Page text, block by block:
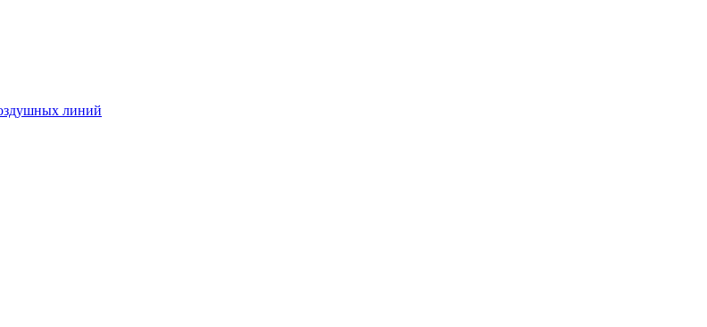
линий